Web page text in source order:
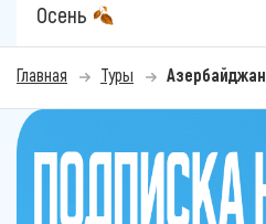
Осень
Главная Туры Азербайджан